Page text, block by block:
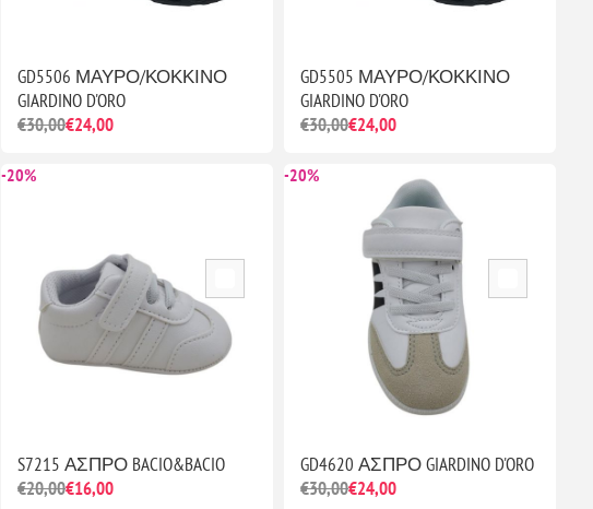
GD5506 ΜΑΥΡΟ/ΚΟΚΚΙΝΟ
GIARDINO D'ORO
€30,00€24,00
GD5505 ΜΑΥΡΟ/ΚΟΚΚΙΝΟ
GIARDINO D'ORO
€30,00€24,00
-20%
S7215 ΑΣΠΡΟ BACIO&BACIO
€20,00€16,00
-20%
GD4620 ΑΣΠΡΟ GIARDINO D'ORO
€30,00€24,00